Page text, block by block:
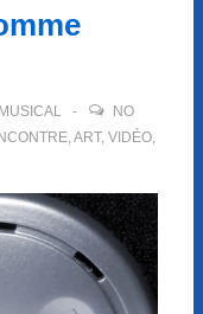
NO
,ART, VIDÉO,